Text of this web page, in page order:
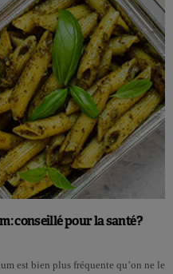
conseillé pour la santé?
est bien plus fréquente qu’on ne le